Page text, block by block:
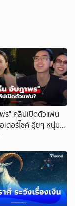
ร" คลิปเปิดตัวแฟน
เตอร์ไซค์ อุ๊ยๆ หนุ่ม